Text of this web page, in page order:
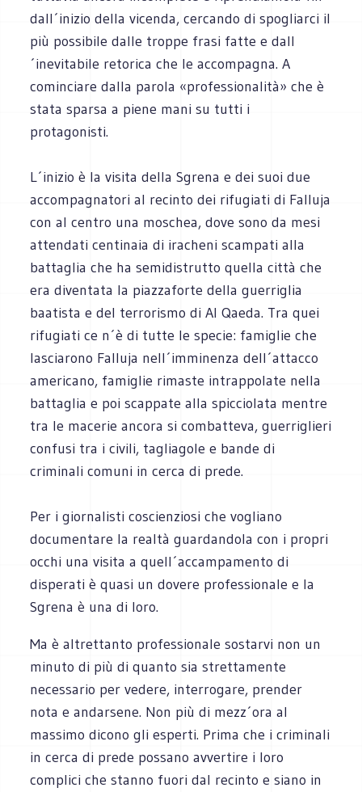
dall´inizio della vicenda, cercando di spogliarci il
più possibile dalle troppe frasi fatte e dall
´inevitabile retorica che le accompagna. A
cominciare dalla parola «professionalità» che è
stata sparsa a piene mani su tutti i
protagonisti.
L´inizio è la visita della Sgrena e dei suoi due
accompagnatori al recinto dei rifugiati di Falluja
con al centro una moschea, dove sono da mesi
attendati centinaia di iracheni scampati alla
battaglia che ha semidistrutto quella città che
era diventata la piazzaforte della guerriglia
baatista e del terrorismo di Al Qaeda. Tra quei
rifugiati ce n´è di tutte le specie: famiglie che
lasciarono Falluja nell´imminenza dell´attacco
americano, famiglie rimaste intrappolate nella
battaglia e poi scappate alla spicciolata mentre
tra le macerie ancora si combatteva, guerriglieri
confusi tra i civili, tagliagole e bande di
criminali comuni in cerca di prede.
Per i giornalisti coscienziosi che vogliano
documentare la realtà guardandola con i propri
occhi una visita a quell´accampamento di
disperati è quasi un dovere professionale e la
Sgrena è una di loro.
Ma è altrettanto professionale sostarvi non un
minuto di più di quanto sia strettamente
necessario per vedere, interrogare, prender
nota e andarsene. Non più di mezz´ora al
massimo dicono gli esperti. Prima che i criminali
in cerca di prede possano avvertire i loro
complici che stanno fuori dal recinto e siano in